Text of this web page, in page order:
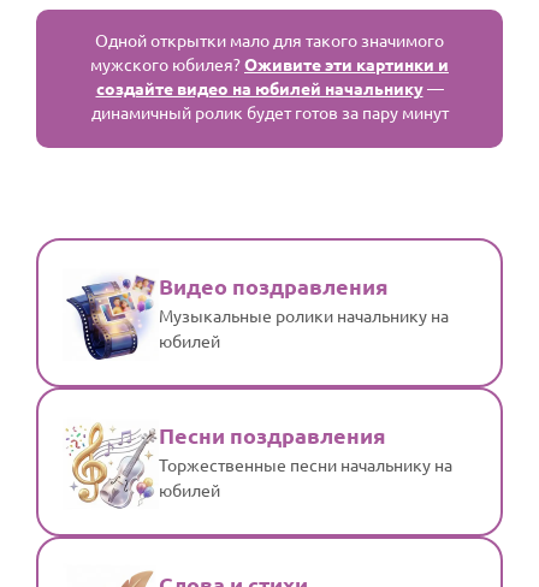
Одной открытки мало для такого значимого
мужского юбилея?Оживите эти картинки и
создайте видео на юбилей начальнику—
динамичный ролик будет готов за пару минут
Видео поздравления
Музыкальные ролики начальнику на
юбилей
Песни поздравления
Торжественные песни начальнику на
юбилей